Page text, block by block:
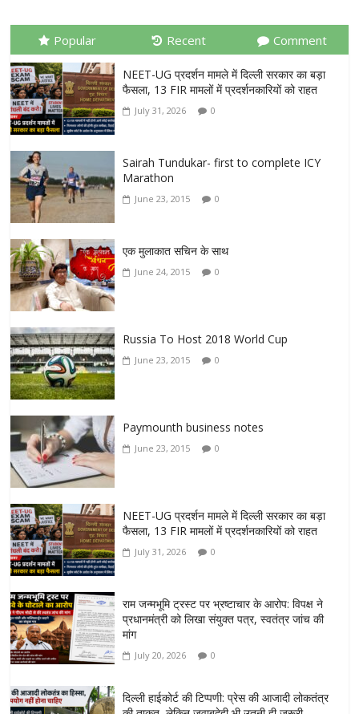
Popular Recent Comment
NEET-UG प्रदर्शन मामले में दिल्ली सरकार का बड़ा
फैसला, 13 FIR मामलों में प्रदर्शनकारियों को राहत
July 31, 2026 0
Sairah Tundukar- first to complete ICY
Marathon
June 23, 2015 0
एक मुलाकात सचिन के साथ
June 24, 2015 0
Russia To Host 2018 World Cup
June 23, 2015 0
Paymounth business notes
June 23, 2015 0
NEET-UG प्रदर्शन मामले में दिल्ली सरकार का बड़ा
फैसला, 13 FIR मामलों में प्रदर्शनकारियों को राहत
July 31, 2026 0
राम जन्मभूमि ट्रस्ट पर भ्रष्टाचार के आरोप: विपक्ष ने
प्रधानमंत्री को लिखा संयुक्त पत्र, स्वतंत्र जांच की
मांग
July 20, 2026 0
दिल्ली हाईकोर्ट की टिप्पणी: प्रेस की आजादी लोकतंत्र